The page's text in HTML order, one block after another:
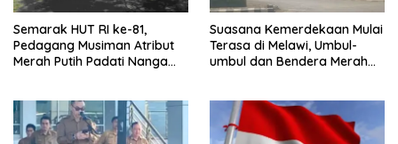
Semarak HUT RI ke-81,
Pedagang Musiman Atribut
Merah Putih Padati Nanga
Suasana Kemerdekaan Mulai
Terasa di Melawi, Umbul-
umbul dan Bendera Merah